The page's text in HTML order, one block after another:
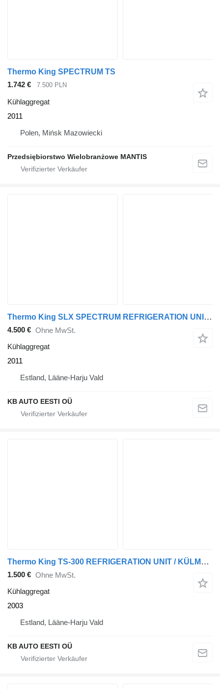
Thermo King SPECTRUM TS
1.742 €
7.500 PLN
Kühlaggregat
2011
Polen, Mińsk Mazowiecki
Przedsiębiorstwo Wielobranżowe MANTIS
Thermo King SLX SPECTRUM REFRIGERATION UNIT / KÜLMASEADE
4.500 € Ohne MwSt.
Kühlaggregat
2011
Estland, Lääne-Harju Vald
KB AUTO EESTI OÜ
Thermo King TS-300 REFRIGERATION UNIT / KÜLMASEADE
1.500 € Ohne MwSt.
Kühlaggregat
2003
Estland, Lääne-Harju Vald
KB AUTO EESTI OÜ